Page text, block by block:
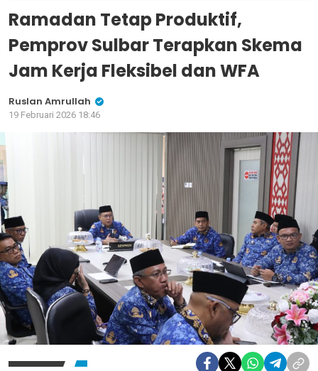
Ramadan Tetap Produktif,
Pemprov Sulbar Terapkan Skema
Jam Kerja Fleksibel dan WFA
Ruslan Amrullah
19 Februari 2026 18:46